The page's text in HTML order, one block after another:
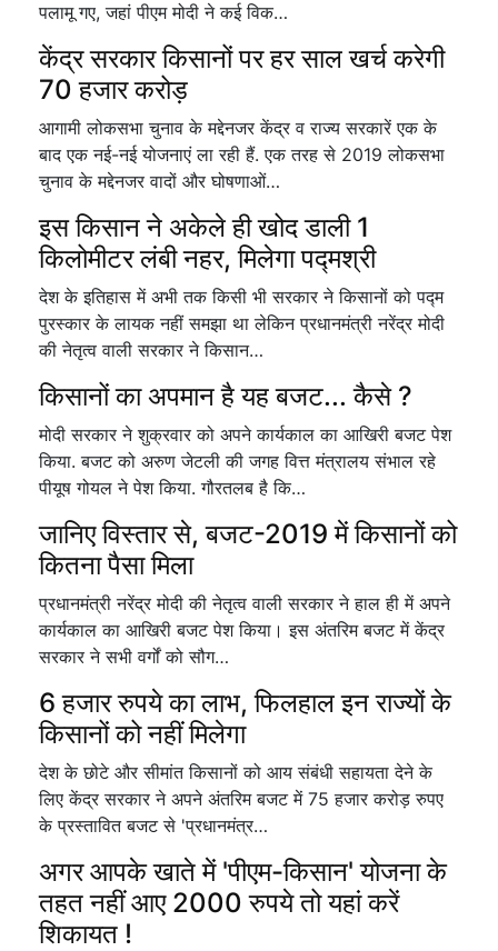
पलामू गए, जहां पीएम मोदी ने कई विक…
केंद्र सरकार किसानों पर हर साल खर्च करेगी
70 हजार करोड़
आगामी लोकसभा चुनाव के मद्देनजर केंद्र व राज्य सरकारें एक के
बाद एक नई-नई योजनाएं ला रही हैं. एक तरह से 2019 लोकसभा
चुनाव के मद्देनजर वादों और घोषणाओं…
इस किसान ने अकेले ही खोद डाली 1
किलोमीटर लंबी नहर, मिलेगा पद्मश्री
देश के इतिहास में अभी तक किसी भी सरकार ने किसानों को पद्म
पुरस्कार के लायक नहीं समझा था लेकिन प्रधानमंत्री नरेंद्र मोदी
की नेतृत्व वाली सरकार ने किसान…
किसानों का अपमान है यह बजट... कैसे ?
मोदी सरकार ने शुक्रवार को अपने कार्यकाल का आखिरी बजट पेश
किया. बजट को अरुण जेटली की जगह वित्त मंत्रालय संभाल रहे
पीयूष गोयल ने पेश किया. गौरतलब है कि…
जानिए विस्तार से, बजट-2019 में किसानों को
कितना पैसा मिला
प्रधानमंत्री नरेंद्र मोदी की नेतृत्व वाली सरकार ने हाल ही में अपने
कार्यकाल का आखिरी बजट पेश किया। इस अंतरिम बजट में केंद्र
सरकार ने सभी वर्गों को सौग…
6 हजार रुपये का लाभ, फिलहाल इन राज्यों के
किसानों को नहीं मिलेगा
देश के छोटे और सीमांत किसानों को आय संबंधी सहायता देने के
लिए केंद्र सरकार ने अपने अंतरिम बजट में 75 हजार करोड़ रुपए
के प्रस्तावित बजट से 'प्रधानमंत्र…
अगर आपके खाते में 'पीएम-किसान' योजना के
तहत नहीं आए 2000 रुपये तो यहां करें
शिकायत !